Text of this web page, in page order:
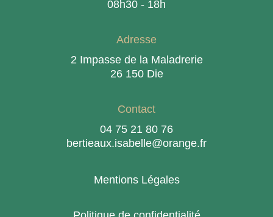
08h30 - 18h
Adresse
2 Impasse de la Maladrerie
26 150 Die
Contact
04 75 21 80 76
bertieaux.isabelle@orange.fr
Mentions Légales